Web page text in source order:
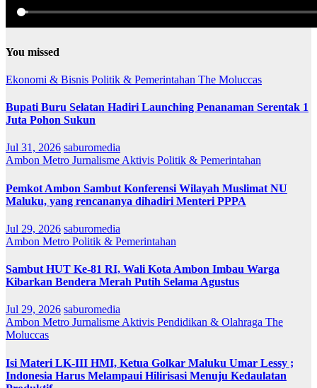
You missed
Ekonomi & Bisnis Politik & Pemerintahan The Moluccas
Bupati Buru Selatan Hadiri Launching Penanaman Serentak 1
Juta Pohon Sukun
Jul 31, 2026 saburomedia
Ambon Metro Jurnalisme Aktivis Politik & Pemerintahan
Pemkot Ambon Sambut Konferensi Wilayah Muslimat NU
Maluku, yang rencananya dihadiri Menteri PPPA
Jul 29, 2026 saburomedia
Ambon Metro Politik & Pemerintahan
Sambut HUT Ke-81 RI, Wali Kota Ambon Imbau Warga
Kibarkan Bendera Merah Putih Selama Agustus
Jul 29, 2026 saburomedia
Ambon Metro Jurnalisme Aktivis Pendidikan & Olahraga The
Moluccas
Isi Materi LK-III HMI, Ketua Golkar Maluku Umar Lessy ;
Indonesia Harus Melampaui Hilirisasi Menuju Kedaulatan